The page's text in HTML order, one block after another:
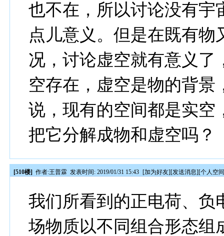
也不在，所以讨论没有宇
点儿意义。但是在既有
况，讨论虚空就有意义了
空存在，虚空是物的背景
说，现有的空间都是实空
把它分解成物和虚空吗？
[510楼] 作者:王普霖 发表时间: 2019/01/31 15:43 [加为好友][发送消息][个人空
我们所看到的正电荷、负
场物质以不同组合形态组